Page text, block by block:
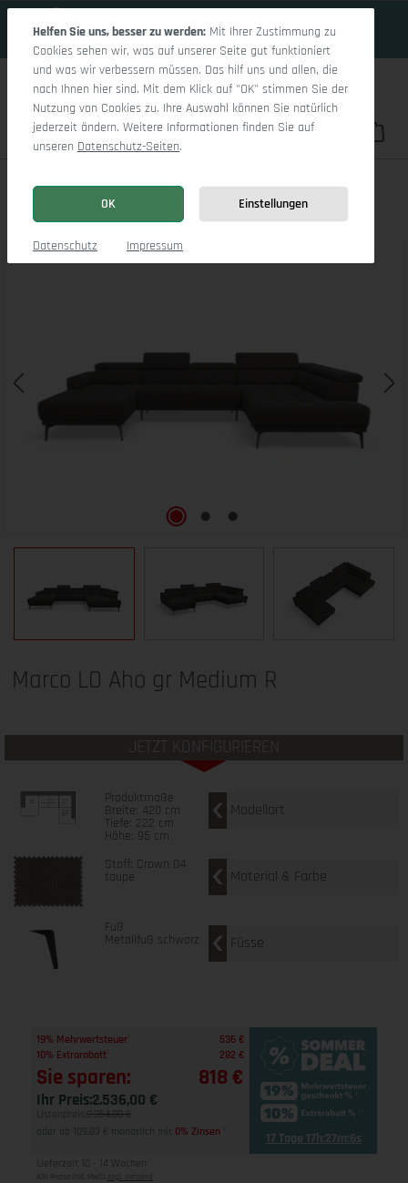
Du hast 0
Marco LO Aho gr Medium R
Bildergalerie überspringen
Marco LO Aho gr Medium R
JETZT KONFIGURIEREN
Produktmaße
Breite: 420 cm
Tiefe: 222 cm
Höhe: 95 cm
Modellart
Stoff: Crown 04
taupe Material & Farbe
Fuß
Metallfuß schwarz Füsse
19% Mehrwertsteuer
536 €
10% Extrarabatt
282 €
Sie sparen: 818 €
Ihr Preis:2.536,00 €
Listenpreis: 3.354,00 €
oder ab 109,83 € monatlich mit 0% Zinsen 17 Tage 17h:27m:5s
Lieferzeit 10 - 14 Wochen
Alle Preise inkl. MwSt zzgl. Versand
Helfen Sie uns, besser zu werden: Mit Ihrer Zustimmung zu
Cookies sehen wir, was auf unserer Seite gut funktioniert
und was wir verbessern müssen. Das hilf uns und allen, die
nach Ihnen hier sind. Mit dem Klick auf "OK" stimmen Sie der
Nutzung von Cookies zu. Ihre Auswahl können Sie natürlich
jederzeit ändern. Weitere Informationen finden Sie auf
unseren Datenschutz-Seiten.
OK Einstellungen
Datenschutz Impressum